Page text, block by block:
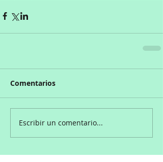
Comentarios
Escribir un comentario...